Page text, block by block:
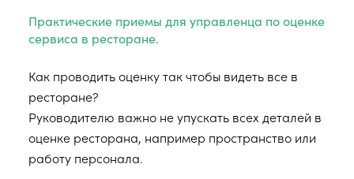
Практические приемы для управленца по оценке
сервиса в ресторане.
Как проводить оценку так чтобы видеть все в
ресторане?
Руководителю важно не упускать всех деталей в
оценке ресторана, например пространство или
работу персонала.